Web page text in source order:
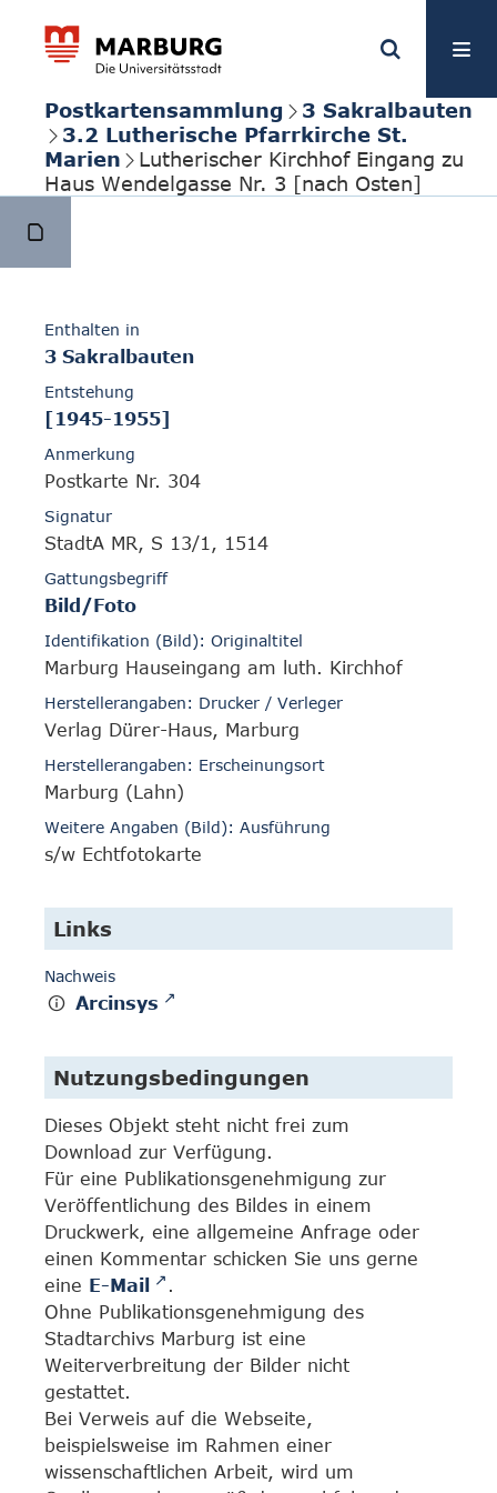
Postkartensammlung
3 Sakralbauten
3.2 Lutherische Pfarrkirche St.
Marien
Lutherischer Kirchhof Eingang zu
Haus Wendelgasse Nr. 3 [nach Osten]
Enthalten in
3 Sakralbauten
Entstehung
[1945-1955]
Anmerkung
Postkarte Nr. 304
Signatur
StadtA MR, S 13/1, 1514
Gattungsbegriff
Bild/Foto
Identifikation (Bild): Originaltitel
Marburg Hauseingang am luth. Kirchhof
Herstellerangaben: Drucker / Verleger
Verlag Dürer-Haus, Marburg
Herstellerangaben: Erscheinungsort
Marburg (Lahn)
Weitere Angaben (Bild): Ausführung
s/w Echtfotokarte
Links
Nachweis
Arcinsys
Nutzungsbedingungen
Dieses Objekt steht nicht frei zum
Download zur Verfügung.
Für eine Publikationsgenehmigung zur
Veröffentlichung des Bildes in einem
Druckwerk, eine allgemeine Anfrage oder
einen Kommentar schicken Sie uns gerne
eine E-Mail
.
Ohne Publikationsgenehmigung des
Stadtarchivs Marburg ist eine
Weiterverbreitung der Bilder nicht
gestattet.
Bei Verweis auf die Webseite,
beispielsweise im Rahmen einer
wissenschaftlichen Arbeit, wird um